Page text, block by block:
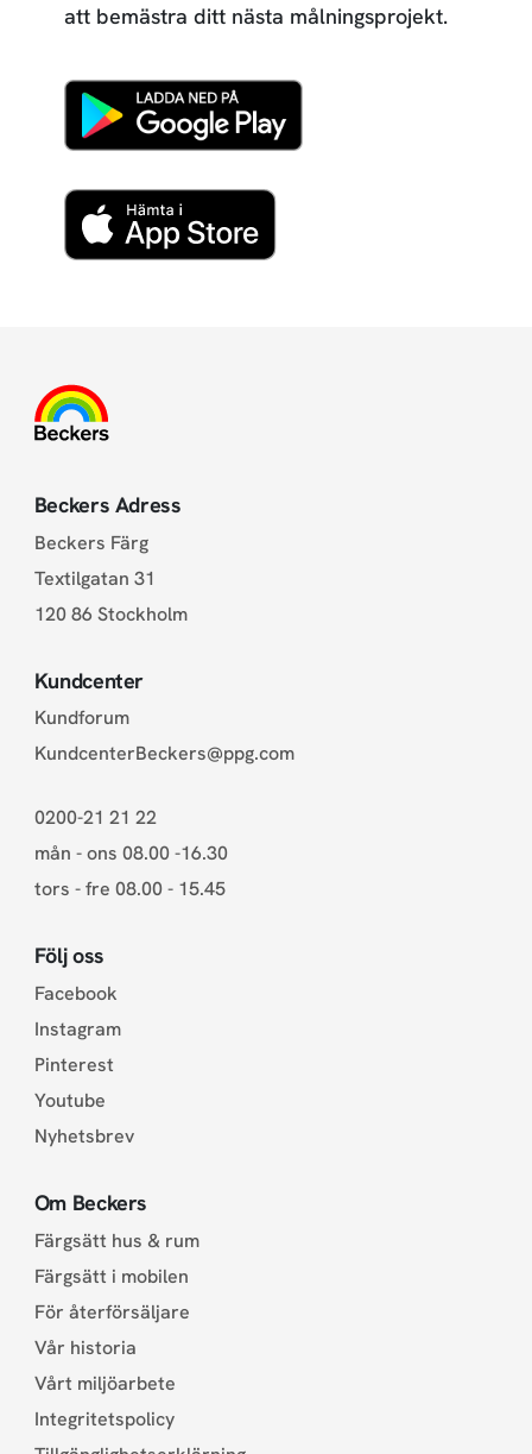
att bemästra ditt nästa målningsprojekt.
Beckers Adress
Beckers Färg
Textilgatan 31
120 86 Stockholm
Kundcenter
Kundforum
KundcenterBeckers@ppg.com
0200-21 21 22
mån - ons 08.00 -16.30
tors - fre 08.00 - 15.45
Följ oss
Facebook
Instagram
Pinterest
Youtube
Nyhetsbrev
Om Beckers
Färgsätt hus & rum
Färgsätt i mobilen
För återförsäljare
Vår historia
Vårt miljöarbete
Integritetspolicy